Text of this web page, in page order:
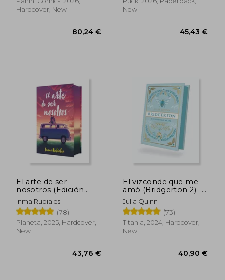
Hardcover, New
New
El arte de ser
nosotros (Edición
especial) (in Spanish)
Inma Rubiales
(78)
Planeta, 2025, Hardcover,
New
El vizconde que me
amó (Bridgerton 2) -
Edición coleccionista
(in Spanish)
Julia Quinn
(73)
Titania, 2024, Hardcover,
New